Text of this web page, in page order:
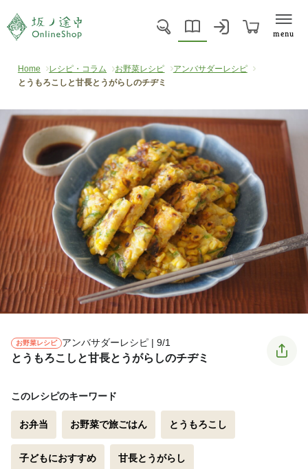
menu
Home レシピ・コラム お野菜レシピ
アンバサダーレシピ
とうもろこしと甘長とうがらしのチヂミ
お野菜レシピ アンバサダーレシピ | 9/1
とうもろこしと甘長とうがらしのチヂミ
このレシピのキーワード
お弁当 お野菜で旅ごはん とうもろこし
子どもにおすすめ 甘長とうがらし